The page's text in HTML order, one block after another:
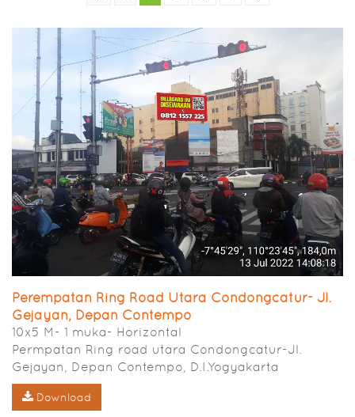
Perempatan Ring Road Utara Condongcatur- Jl.
Gejayan, Depan Contempo
10x5 M- 1 muka- Horizontal
Permpatan Ring road utara Condongcatur-Jl.
Gejayan, Depan Contempo, D.I.Yogyakarta
Download